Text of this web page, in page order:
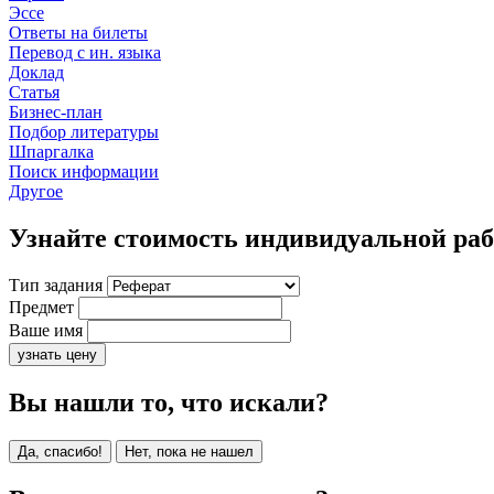
Эссе
Ответы на билеты
Перевод с ин. языка
Доклад
Статья
Бизнес-план
Подбор литературы
Шпаргалка
Поиск информации
Другое
Узнайте стоимость индивидуальной
Тип задания
Предмет
Ваше имя
узнать цену
Вы нашли то, что искали?
Да, спасибо! Нет, пока не нашел